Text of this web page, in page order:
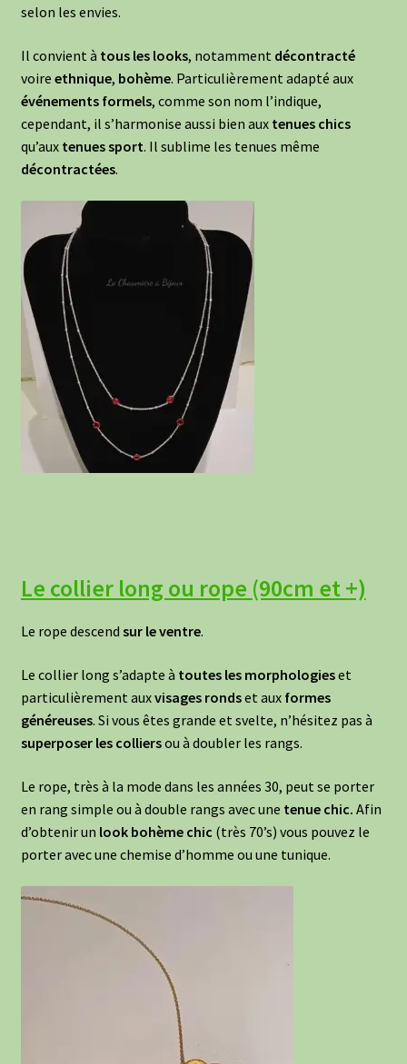
selon les envies.
Il convient à tous les looks, notamment décontracté
voire ethnique, bohème. Particulièrement adapté aux
événements formels, comme son nom l’indique,
cependant, il s’harmonise aussi bien aux tenues chics
qu’aux tenues sport. Il sublime les tenues même
décontractées.
Le collier long ou rope (90cm et +)
Le rope descend sur le ventre.
Le collier long s’adapte à toutes les morphologieset
particulièrement auxvisages rondset aux formes
généreuses. Si vous êtes grande et svelte, n’hésitez pas à
superposer les colliersou à doubler les rangs.
Le rope, très à la mode dans les années 30, peut se porter
en rang simple ou à double rangs avec une tenue chic. Afin
d’obtenir un look bohème chic (très 70’s) vous pouvez le
porter avec une chemise d’homme ou une tunique.